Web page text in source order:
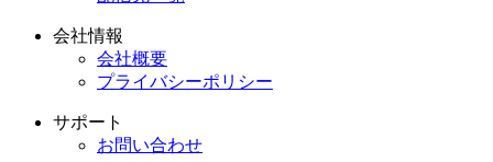
会社情報
会社概要
プライバシーポリシー
サポート
お問い合わせ